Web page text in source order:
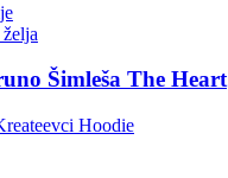
Šimleša The Heart
Hoodie